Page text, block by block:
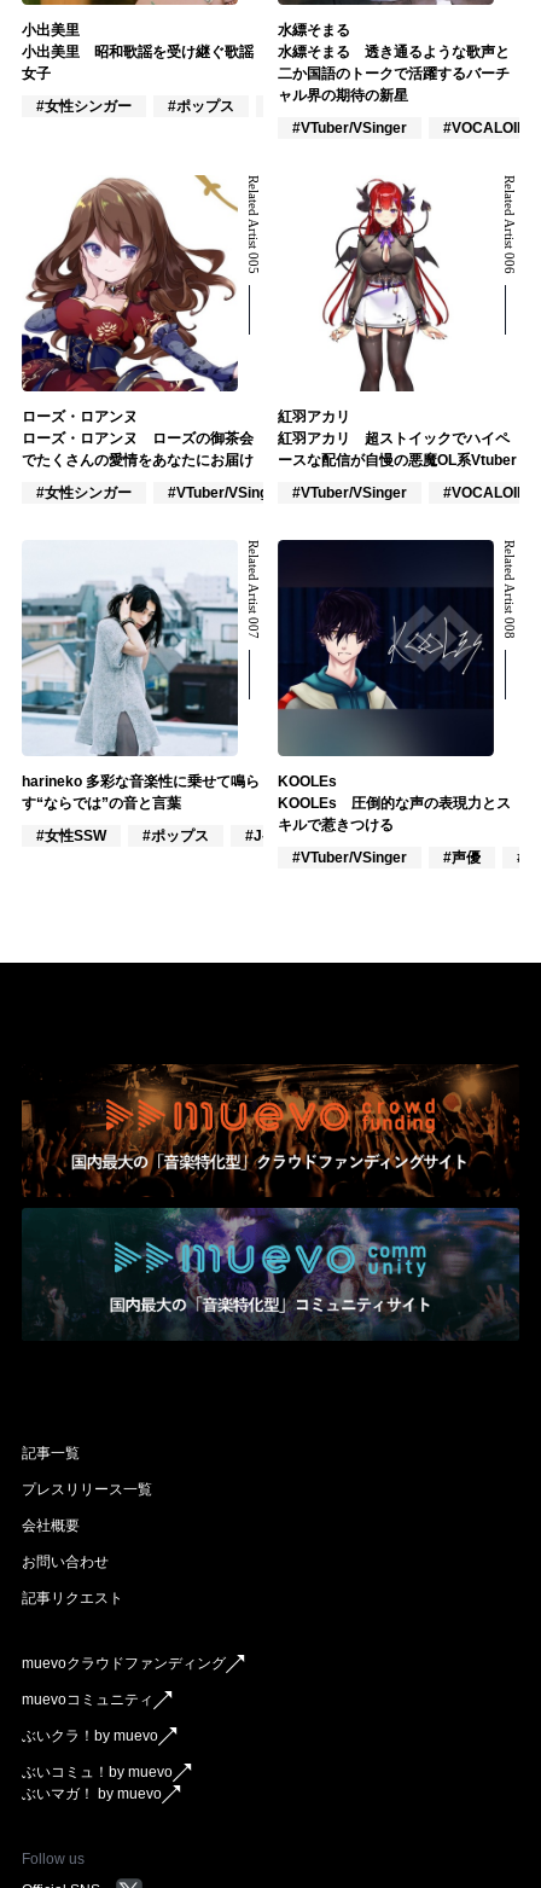
小出美里
小出美里 昭和歌謡を受け継ぐ歌謡
女子
#女性シンガー
#ポップス #歌謡曲
水縹そまる
水縹そまる 透き通るような歌声と
二か国語のトークで活躍するバーチ
ャル界の期待の新星
#VTuber/VSinger
#VOCALOID
Related Artist 005
ローズ・ロアンヌ
ローズ・ロアンヌ ローズの御茶会
でたくさんの愛情をあなたにお届け
#女性シンガー
#VTuber/VSinger #VOCALOID
Related Artist 006
紅羽アカリ
紅羽アカリ 超ストイックでハイペ
ースな配信が自慢の悪魔OL系Vtuber
#VTuber/VSinger
#VOCALOID
Related Artist 007
harineko 多彩な音楽性に乗せて鳴ら
す“ならでは”の音と言葉
#女性SSW
#ポップス #J-POP
Related Artist 008
KOOLEs
KOOLEs 圧倒的な声の表現力とス
キルで惹きつける
#VTuber/VSinger
#声優 #
記事一覧
プレスリリース一覧
会社概要
お問い合わせ
記事リクエスト
muevoクラウドファンディング
muevoコミュニティ
ぶいクラ！by muevo
ぶいコミュ！by muevo
ぶいマガ！ by muevo
Follow us